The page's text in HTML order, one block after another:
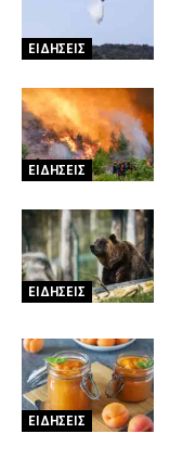
ΕΙΔΗΣΕΙΣ
ΕΙΔΗΣΕΙΣ
ΕΙΔΗΣΕΙΣ
ΕΙΔΗΣΕΙΣ